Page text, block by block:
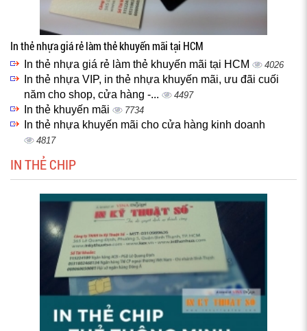
In thẻ nhựa giá rẻ làm thẻ khuyến mãi tại HCM
In thẻ nhựa giá rẻ làm thẻ khuyến mãi tại HCM 4026
In thẻ nhựa VIP, in thẻ nhựa khuyến mãi, ưu đãi cuối
năm cho shop, cửa hàng -...
4497
In thẻ khuyến mãi 7734
In thẻ nhựa khuyến mãi cho cửa hàng kinh doanh
4817
IN THẺ CHIP